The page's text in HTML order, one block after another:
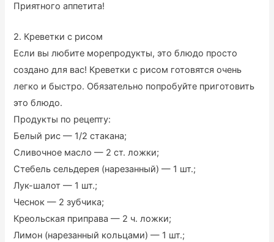
Приятного аппетита!
2. Креветки с рисом
Если вы любите морепродукты, это блюдо просто
создано для вас! Креветки с рисом готовятся очень
легко и быстро. Обязательно попробуйте приготовить
это блюдо.
Продукты по рецепту:
Белый рис — 1/2 стакана;
Сливочное масло — 2 cт. ложки;
Стебель сельдерея (нарезанный) — 1 шт.;
Лук-шалот — 1 шт.;
Чеснок — 2 зубчика;
Креольская приправа — 2 ч. ложки;
Лимон (нарезанный кольцами) — 1 шт.;